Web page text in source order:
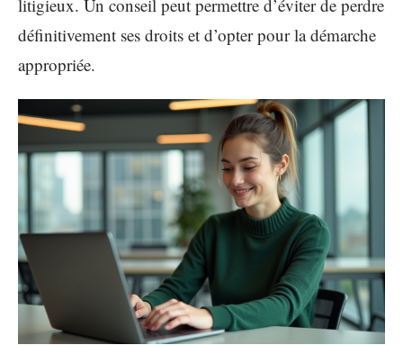
litigieux. Un conseil peut permettre d’éviter de perdre
définitivement ses droits et d’opter pour la démarche
appropriée.